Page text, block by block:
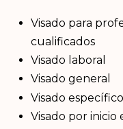
Visado para
cualificados
Visado laboral
Visado general
Visado específico
Visado por inicio